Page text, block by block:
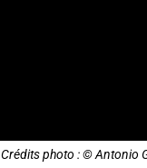
Crédits photo : © Antonio